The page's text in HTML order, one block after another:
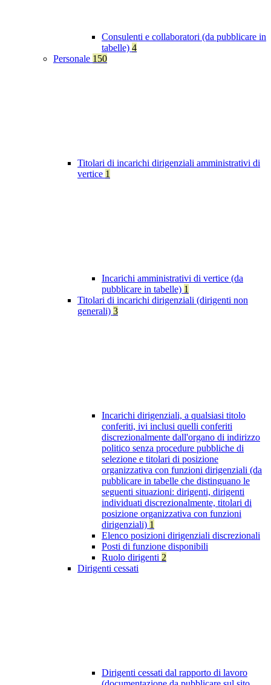
Consulenti e collaboratori (da pubblicare in
tabelle) 4
Personale 150
Titolari di incarichi dirigenziali amministrativi di
vertice 1
Incarichi amministrativi di vertice (da
pubblicare in tabelle) 1
Titolari di incarichi dirigenziali (dirigenti non
generali) 3
Incarichi dirigenziali, a qualsiasi titolo
conferiti, ivi inclusi quelli conferiti
discrezionalmente dall'organo di indirizzo
politico senza procedure pubbliche di
selezione e titolari di posizione
organizzativa con funzioni dirigenziali (da
pubblicare in tabelle che distinguano le
seguenti situazioni: dirigenti, dirigenti
individuati discrezionalmente, titolari di
posizione organizzativa con funzioni
dirigenziali) 1
Elenco posizioni dirigenziali discrezionali
Posti di funzione disponibili
Ruolo dirigenti 2
Dirigenti cessati
Dirigenti cessati dal rapporto di lavoro